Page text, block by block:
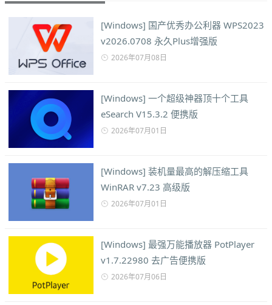
[Windows] 国产优秀办公利器 WPS2023
v2026.0708 永久Plus增强版
2026年07月08日
[Windows] 一个超级神器顶十个工具
eSearch V15.3.2 便携版
2026年07月01日
[Windows] 装机量最高的解压缩工具
WinRAR v7.23 高级版
2026年07月01日
[Windows] 最强万能播放器 PotPlayer
v1.7.22980 去广告便携版
2026年07月06日